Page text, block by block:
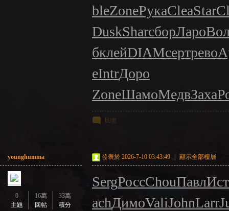
bleZoneРукаCleaStar
DuskSharсборЛаро
бклейDIAMсертрево
eIntrДоро
ZoneШамоМедвЗаха
回復
younghumma
0
主題
16萬
回帖
33萬
積分
發表於 2026-7-10 03:43:49 顯示全部樓層
SergРоссChouПавл
achДимоValiJohnLarr